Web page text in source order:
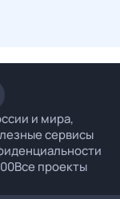
и мира,
сервисы
Все проекты